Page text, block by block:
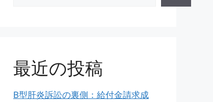
最近の投稿
B型肝炎訴訟の裏側：給付金請求成